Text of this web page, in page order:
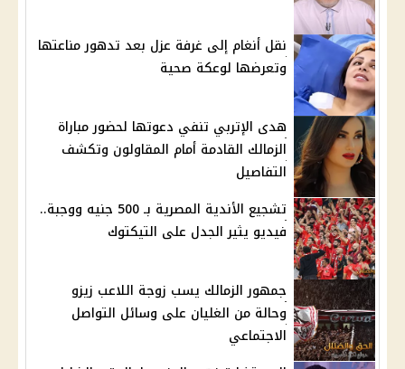
نقل أنغام إلى غرفة عزل بعد تدهور مناعتها
وتعرضها لوعكة صحية
هدى الإتربي تنفي دعوتها لحضور مباراة
الزمالك القادمة أمام المقاولون وتكشف
التفاصيل
تشجيع الأندية المصرية بـ 500 جنيه ووجبة..
فيديو يثير الجدل على التيكتوك
جمهور الزمالك يسب زوجة اللاعب زيزو
وحالة من الغليان على وسائل التواصل
الاجتماعي